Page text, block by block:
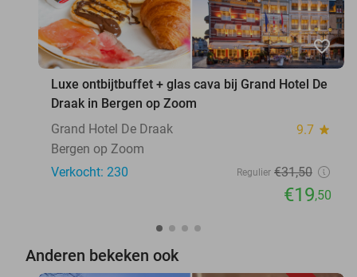
favorite_border
Luxe ontbijtbuffet + glas cava bij Grand Hotel De
Draak in Bergen op Zoom
Grand Hotel De Draak
9.7 star
Bergen op Zoom
Verkocht: 230
Regulier €31,50
€19,50
Anderen bekeken ook